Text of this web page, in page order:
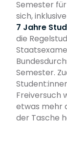
Semester
sich,
7 Jahre
die
Semester.
Freiversuch
etwas mehr
der Tasche